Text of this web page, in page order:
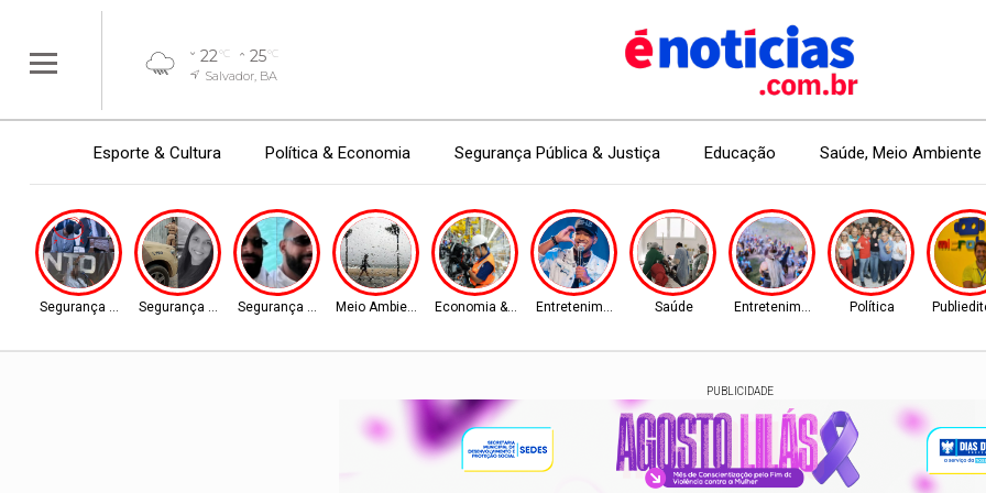
22°C 25°C
Salvador, BA
Esporte & Cultura Política & Economia Segurança Pública & Justiça Educação Saúde, Meio
Segurança PúblicaSegurança PúblicaSegurança PúblicaMeio Ambiente Economia & MercadoEntretenimento Saúde Entretenimento Política
PUBLICIDADE